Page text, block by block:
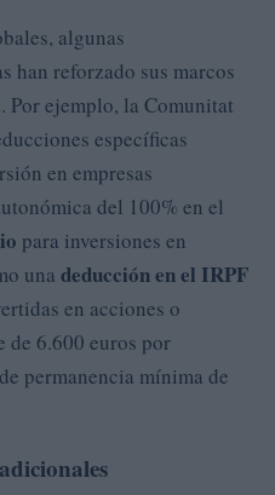
algunas
han reforzado sus marcos
Por ejemplo, la Comunitat
específicas
en empresas
del 100% en el
para inversiones en
una deducción en el IRPF
en acciones o
6.600 euros por
permanencia mínima de